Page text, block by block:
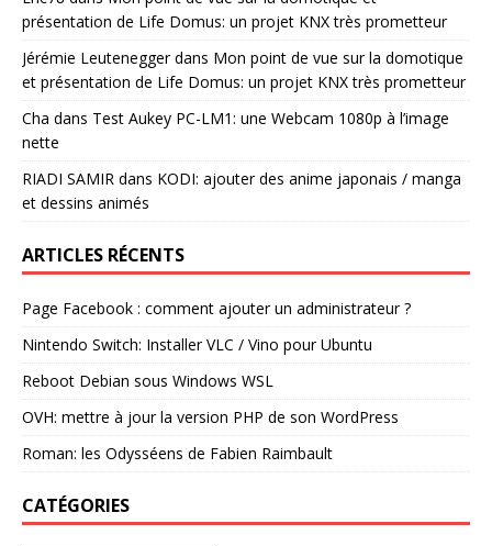
présentation de Life Domus: un projet KNX très prometteur
Jérémie Leuteneggerdans Mon point de vue sur la domotique
et présentation de Life Domus: un projet KNX très prometteur
Cha dans Test Aukey PC-LM1: une Webcam 1080p à l’image
nette
RIADI SAMIR dans KODI: ajouter des anime japonais / manga
et dessins animés
ARTICLES RÉCENTS
Page Facebook : comment ajouter un administrateur ?
Nintendo Switch: Installer VLC / Vino pour Ubuntu
Reboot Debian sous Windows WSL
OVH: mettre à jour la version PHP de son WordPress
Roman: les Odysséens de Fabien Raimbault
CATÉGORIES